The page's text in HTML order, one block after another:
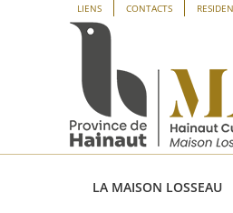
Panneau de gestion des cookies
LIENS CONTACTS
LA MAISON LOSSEAU